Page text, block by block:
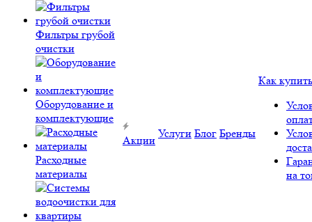
Фильтры грубой
очистки
Оборудование и
комплектующие
Расходные
материалы
Акции
Услуги Блог Бренды
Как купить
на